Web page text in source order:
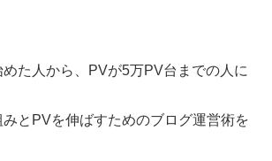
た人から、PVが5万PV台までの人に
とPVを伸ばすためのブログ運営術を